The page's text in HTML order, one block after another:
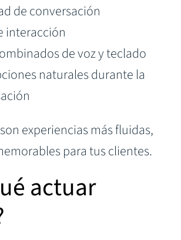
de conversación
interacción
de voz y teclado
naturales durante la
experiencias más fluidas,
para tus clientes.
actuar